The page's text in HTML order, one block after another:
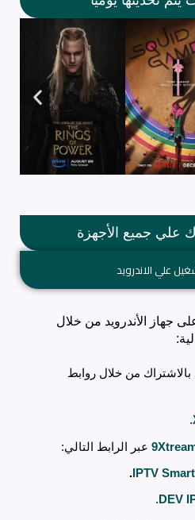
علي جميع الأجهزة
علي الاندرويد
جهاز الأندرويد من خلال
من خلال روابط
.
عبر الرابط التالي:
IPTV
.
DEV
.